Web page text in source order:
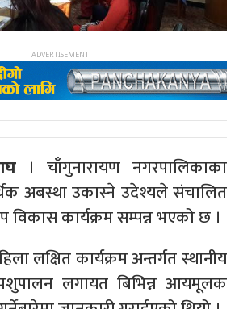
। चाँगुनारायण नगरपालिकाका
अबस्था उकास्ने उदेश्यले संचालित
विकास कार्यक्रम सम्पन्न भएको छ ।
लक्षित कार्यक्रम अन्तर्गत स्थानीय
लगायत बिभिन्न आयमूलक